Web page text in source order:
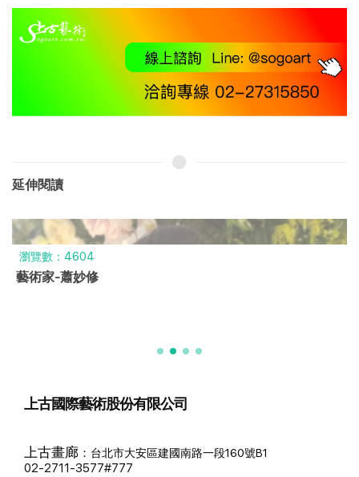
延伸閱讀
瀏覽數：4604
藝術家-蕭妙修
上古國際藝術股份有限公司
上古畫廊 ： 台北市大安區建國南路一段160號B1
02-2711-3577#777